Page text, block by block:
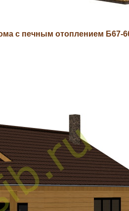
с печным отоплением Б67-